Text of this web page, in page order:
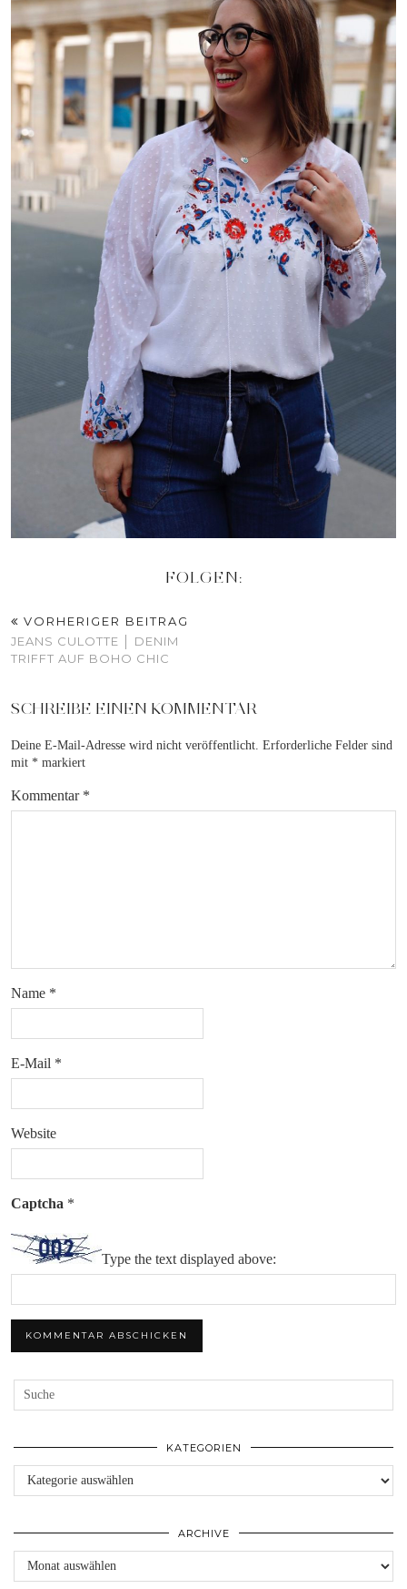
FOLGEN:
VORHERIGER BEITRAG
JEANS CULOTTE │ DENIM
TRIFFT AUF BOHO CHIC
SCHREIBE EINEN KOMMENTAR
Deine E-Mail-Adresse wird nicht veröffentlicht. Erforderliche Felder sind
mit * markiert
Kommentar *
Name *
E-Mail *
Website
Captcha *
Type the text displayed above:
KATEGORIEN
Kategorien
ARCHIVE
Archive